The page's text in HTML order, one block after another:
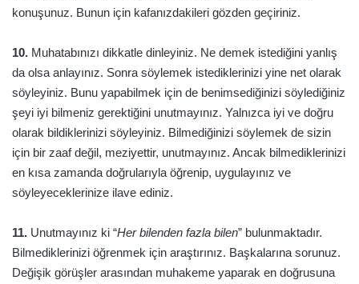
konuşunuz. Bunun için kafanızdakileri gözden geçiriniz.
10. Muhatabınızı dikkatle dinleyiniz. Ne demek istediğini yanlış
da olsa anlayınız. Sonra söylemek istediklerinizi yine net olarak
söyleyiniz. Bunu yapabilmek için de benimsediğinizi söylediğiniz
şeyi iyi bilmeniz gerektiğini unutmayınız. Yalnızca iyi ve doğru
olarak bildiklerinizi söyleyiniz. Bilmediğinizi söylemek de sizin
için bir zaaf değil, meziyettir, unutmayınız. Ancak bilmediklerinizi
en kısa zamanda doğrularıyla öğrenip, uygulayınız ve
söyleyeceklerinize ilave ediniz.
11. Unutmayınız ki “Her bilenden fazla bilen” bulunmaktadır.
Bilmediklerinizi öğrenmek için araştırınız. Başkalarına sorunuz.
Değişik görüşler arasından muhakeme yaparak en doğrusuna